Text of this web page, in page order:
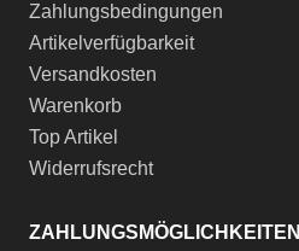
Zahlungsbedingungen
Artikelverfügbarkeit
Versandkosten
Warenkorb
Top Artikel
Widerrufsrecht
ZAHLUNGSMÖGLICHKEITEN